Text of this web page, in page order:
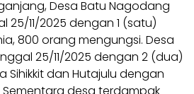
Desa Batu Nagodang
25/11/2025 dengan 1 (satu)
800 orang mengungsi. Desa
25/11/2025 dengan 2 (dua)
Sihikkit dan Hutajulu dengan